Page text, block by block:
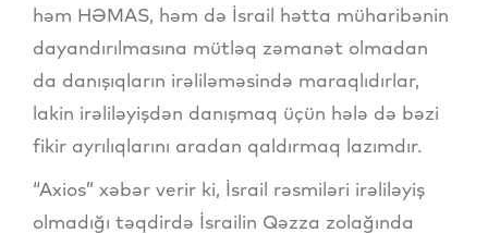
həm HƏMAS, həm də İsrail hətta müharibənin
dayandırılmasına mütləq zəmanət olmadan
da danışıqların irəliləməsində maraqlıdırlar,
lakin irəliləyişdən danışmaq üçün hələ də bəzi
fikir ayrılıqlarını aradan qaldırmaq lazımdır.
“Axios” xəbər verir ki, İsrail rəsmiləri irəliləyiş
olmadığı təqdirdə İsrailin Qəzza zolağında